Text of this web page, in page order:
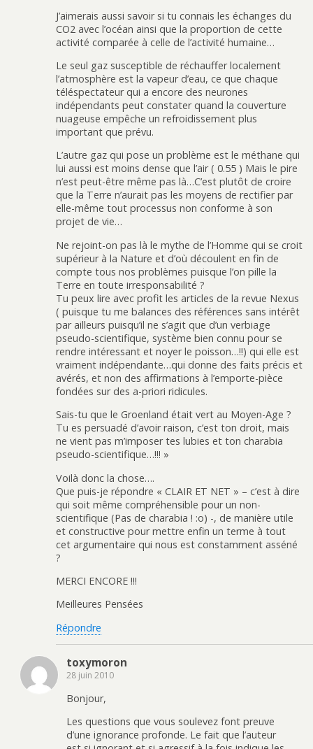
J’aimerais aussi savoir si tu connais les échanges du
CO2 avec l’océan ainsi que la proportion de cette
activité comparée à celle de l’activité humaine…
Le seul gaz susceptible de réchauffer localement
l’atmosphère est la vapeur d’eau, ce que chaque
téléspectateur qui a encore des neurones
indépendants peut constater quand la couverture
nuageuse empêche un refroidissement plus
important que prévu.
L’autre gaz qui pose un problème est le méthane qui
lui aussi est moins dense que l’air ( 0.55 ) Mais le pire
n’est peut-être même pas là…C’est plutôt de croire
que la Terre n’aurait pas les moyens de rectifier par
elle-même tout processus non conforme à son
projet de vie…
Ne rejoint-on pas là le mythe de l’Homme qui se croit
supérieur à la Nature et d’où découlent en fin de
compte tous nos problèmes puisque l’on pille la
Terre en toute irresponsabilité ?
Tu peux lire avec profit les articles de la revue Nexus
( puisque tu me balances des références sans intérêt
par ailleurs puisqu’il ne s’agit que d’un verbiage
pseudo-scientifique, système bien connu pour se
rendre intéressant et noyer le poisson…!!) qui elle est
vraiment indépendante…qui donne des faits précis et
avérés, et non des affirmations à l’emporte-pièce
fondées sur des a-priori ridicules.
Sais-tu que le Groenland était vert au Moyen-Age ?
Tu es persuadé d’avoir raison, c’est ton droit, mais
ne vient pas m’imposer tes lubies et ton charabia
pseudo-scientifique…!!! »
Voilà donc la chose….
Que puis-je répondre « CLAIR ET NET » – c’est à dire
qui soit même compréhensible pour un non-
scientifique (Pas de charabia ! :o) -, de manière utile
et constructive pour mettre enfin un terme à tout
cet argumentaire qui nous est constamment asséné
?
MERCI ENCORE !!!
Meilleures Pensées
Répondre
toxymoron
28 juin 2010
Bonjour,
Les questions que vous soulevez font preuve
d’une ignorance profonde. Le fait que l’auteur